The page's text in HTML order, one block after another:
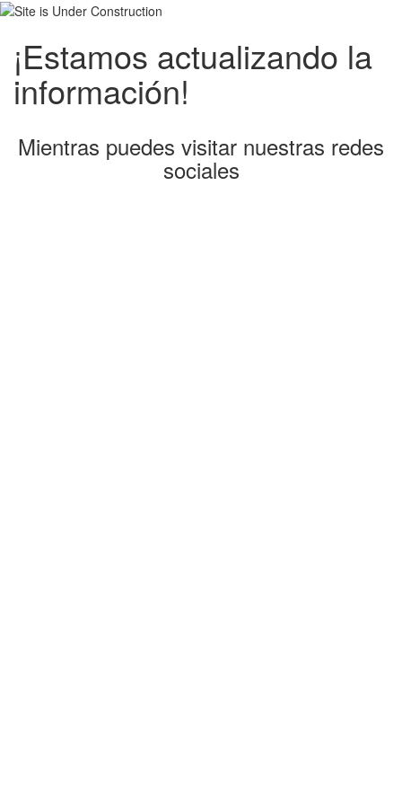
¡Estamos actualizando la
información!
Mientras puedes visitar nuestras redes
sociales